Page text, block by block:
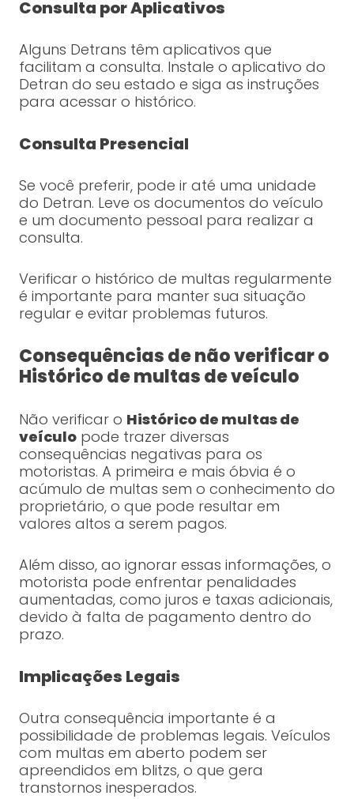
Consulta por Aplicativos
Alguns Detrans têm aplicativos que
facilitam a consulta. Instale o aplicativo do
Detran do seu estado e siga as instruções
para acessar o histórico.
Consulta Presencial
Se você preferir, pode ir até uma unidade
do Detran. Leve os documentos do veículo
e um documento pessoal para realizar a
consulta.
Verificar o histórico de multas regularmente
é importante para manter sua situação
regular e evitar problemas futuros.
Consequências de não verificar o
Histórico de multas de veículo
Não verificar o Histórico de multas de
veículopode trazer diversas
consequências negativas para os
motoristas. A primeira e mais óbvia é o
acúmulo de multas sem o conhecimento do
proprietário, o que pode resultar em
valores altos a serem pagos.
Além disso, ao ignorar essas informações, o
motorista pode enfrentar penalidades
aumentadas, como juros e taxas adicionais,
devido à falta de pagamento dentro do
prazo.
Implicações Legais
Outra consequência importante é a
possibilidade de problemas legais. Veículos
com multas em aberto podem ser
apreendidos em blitzs, o que gera
transtornos inesperados.